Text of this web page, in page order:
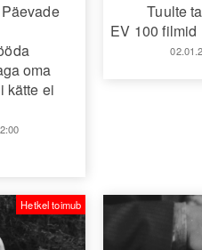
oma
kätte ei
Tuulte
EV 100 filmid
Hetkel toimub